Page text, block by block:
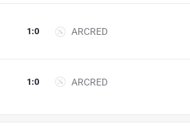
ARCRED
1 :0
ARCRED
1 :0